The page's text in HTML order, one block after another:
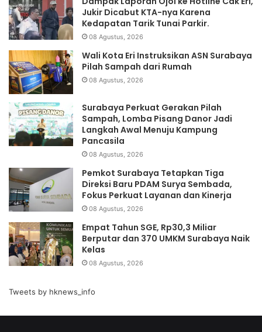
Jukir Dicabut KTA-nya Karena
Kedapatan Tarik Tunai Parkir.
08 Agustus, 2026
Wali Kota Eri Instruksikan ASN Surabaya
Pilah Sampah dari Rumah
08 Agustus, 2026
Surabaya Perkuat Gerakan Pilah
Sampah, Lomba Pisang Danor Jadi
Langkah Awal Menuju Kampung
Pancasila
08 Agustus, 2026
Pemkot Surabaya Tetapkan Tiga
Direksi Baru PDAM Surya Sembada,
Fokus Perkuat Layanan dan Kinerja
08 Agustus, 2026
Empat Tahun SGE, Rp30,3 Miliar
Berputar dan 370 UMKM Surabaya Naik
Kelas
08 Agustus, 2026
Tweets by hknews_info